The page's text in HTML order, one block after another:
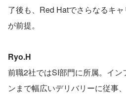
了後も、Red Hatでさらなるキ
が前提。
Ryo.H
前職2社ではSI部門に所属。イン
ンまで幅広いデリバリーに従事